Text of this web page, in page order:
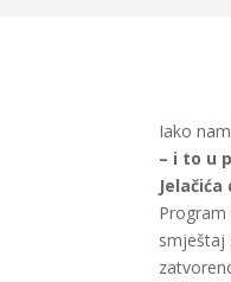
Iako
– i to u
Program
smještaj